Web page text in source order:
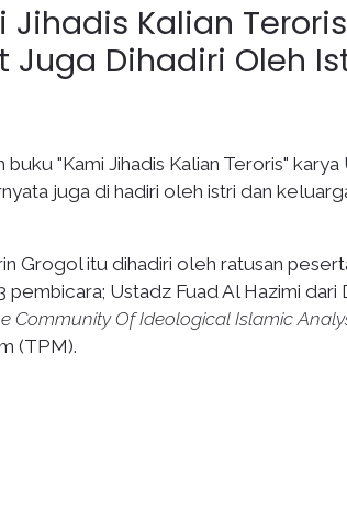
Kalian
Juga Dihadiri Oleh
buku "Kami Jihadis Kalian Teroris"
juga di hadiri oleh istri dan
Grogol itu dihadiri oleh ratusan
Ustadz Fuad Al Hazimi dari
Community Of Ideological Islamic
(TPM).